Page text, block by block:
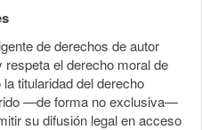
de derechos de autor
respeta el derecho moral de
titularidad del derecho
—de forma no exclusiva—
su difusión legal en acceso